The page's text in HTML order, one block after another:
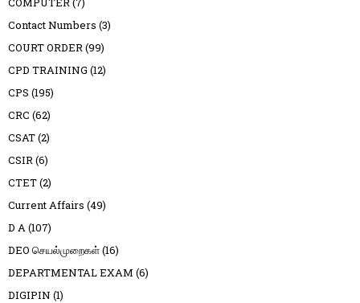
Contact Numbers (3)
COURT ORDER(99)
CPD TRAINING (12)
CPS (195)
CRC (62)
CSAT(2)
CSIR(6)
CTET(2)
Current Affairs (49)
D A(107)
DEO செயல்முறைகள்(16)
DEPARTMENTAL EXAM (6)
DIGIPIN (1)